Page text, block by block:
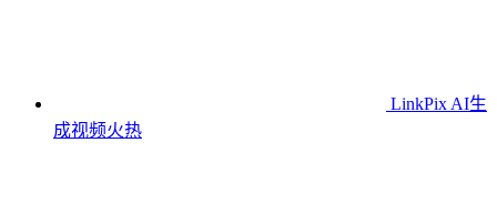
LinkPix AI生
成视频火热